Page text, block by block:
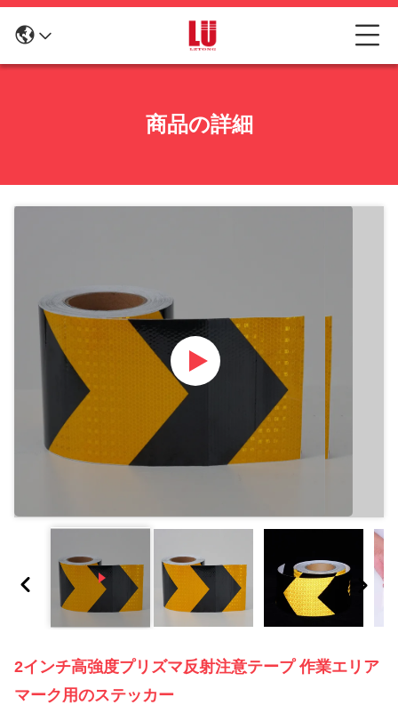
商品の詳細
2インチ高強度プリズマ反射注意テープ 作業エリア
マーク用のステッカー